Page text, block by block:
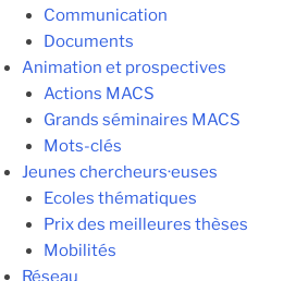
Communication
Documents
Animation et prospectives
Actions MACS
Grands séminaires MACS
Mots-clés
Jeunes chercheurs·euses
Ecoles thématiques
Prix des meilleures thèses
Mobilités
Réseau